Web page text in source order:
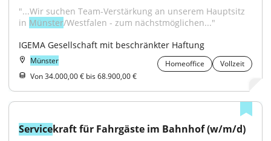
"...Wir suchen Team-Verstärkung an unserem Hauptsitz
in Münster/Westfalen - zum nächstmöglichen..."
IGEMA Gesellschaft mit beschränkter Haftung
Münster Homeoffice
Vollzeit
Von 34.000,00 € bis 68.900,00 €
Servicekraft für Fahrgäste im Bahnhof (w/m/d)